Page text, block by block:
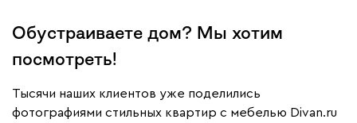
Обустраиваете дом? Мы хотим
посмотреть!
Тысячи наших клиентов уже поделились
фотографиями стильных квартир с мебелью Divan.ru